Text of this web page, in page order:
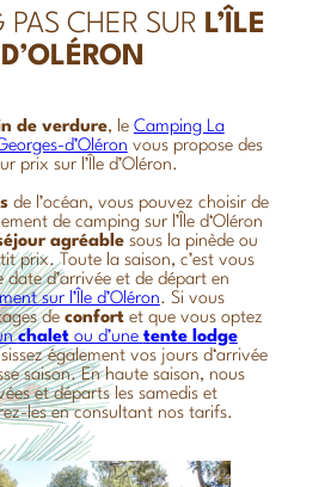
CHER SUR L’ÎLE
D’OLÉRON
de verdure, le Camping La
d’Oléron vous propose des
prix sur l’Île d’Oléron.
de l’océan, vous pouvez choisir de
de camping sur l’Île d‘Oléron
agréablesous la pinède ou
prix. Toute la saison, c’est vous
date d’arrivée et de départ en
sur l’Île d’Oléron. Si vous
de confortet que vous optez
chaletou d’une tente lodge
également vos jours d‘arrivée
saison. En haute saison, nous
et départs les samedis et
les en consultant nos tarifs.